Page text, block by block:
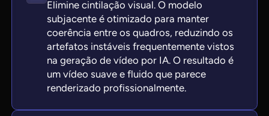
Elimine cintilação visual. O modelo
subjacente é otimizado para manter
coerência entre os quadros, reduzindo os
artefatos instáveis frequentemente vistos
na geração de vídeo por IA. O resultado é
um vídeo suave e fluido que parece
renderizado profissionalmente.